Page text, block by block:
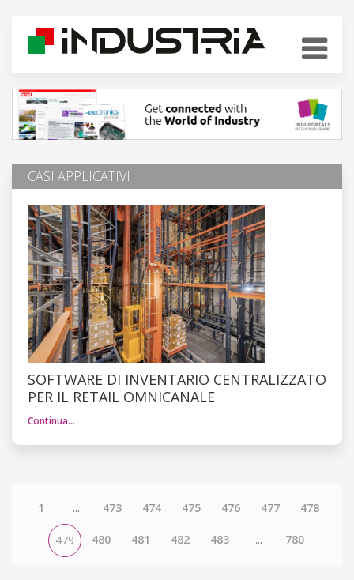
CASI APPLICATIVI
SOFTWARE DI INVENTARIO CENTRALIZZATO
PER IL RETAIL OMNICANALE
Continua…
1 ... 473 474 475 476 477 478
479 480 481 482 483 ... 780